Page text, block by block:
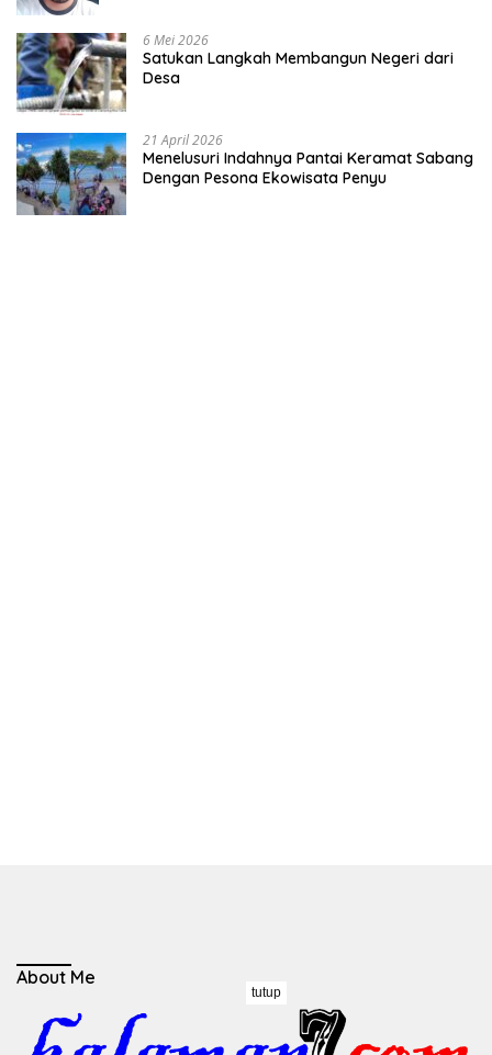
6 Mei 2026
Satukan Langkah Membangun Negeri dari
Desa
21 April 2026
Menelusuri Indahnya Pantai Keramat Sabang
Dengan Pesona Ekowisata Penyu
About Me
tutup